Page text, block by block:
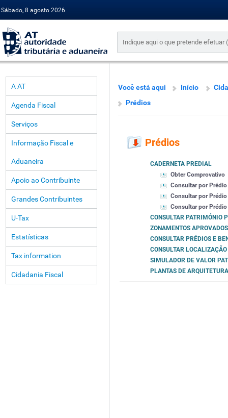
Sábado, 8 agosto 2026
A AT
Agenda Fiscal
Serviços
Informação Fiscal e
Aduaneira
Apoio ao Contribuinte
Grandes Contribuintes
U-Tax
Estatísticas
Tax information
Cidadania Fiscal
Você está aqui Início
Prédios
Prédios
CADERNETA PREDIAL
Obter Comprovativo
Consultar por Prédio
Consultar por
Consultar por
CONSULTAR PATRIMÓNIO
ZONAMENTOS APROVADOS
CONSULTAR PRÉDIOS E
CONSULTAR
SIMULADOR DE VALOR
PLANTAS DE